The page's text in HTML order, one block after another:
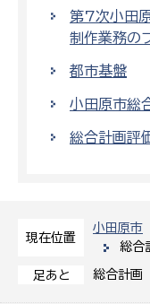
現在位置
小田原市
総合
足あと 総合計画
第7次小田
制作業務の
都市基盤
小田原市総
総合計画評